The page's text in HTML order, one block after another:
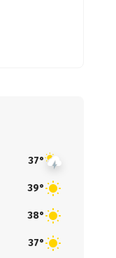
37°
39°
38°
37°